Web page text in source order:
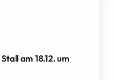
am 18.12. um